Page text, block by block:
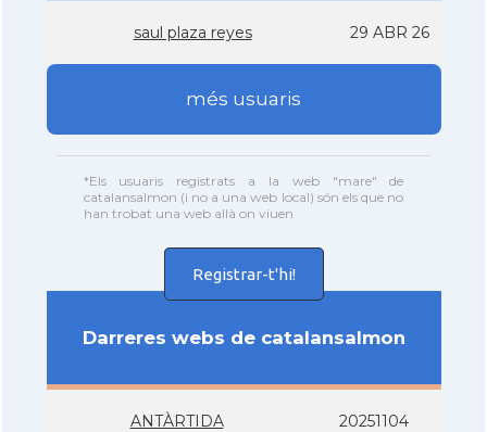
saul plaza reyes 29 ABR 26
més usuaris
*Els usuaris registrats a la web "mare" de
catalansalmon (i no a una web local) són els que no
han trobat una web allà on viuen
Registrar-t'hi!
Darreres webs de catalansalmon
ANTÀRTIDA 20251104